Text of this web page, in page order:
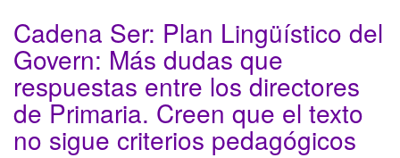
Cadena Ser: Plan Lingüístico del
Govern: Más dudas que
respuestas entre los directores
de Primaria. Creen que el texto
no sigue criterios pedagógicos